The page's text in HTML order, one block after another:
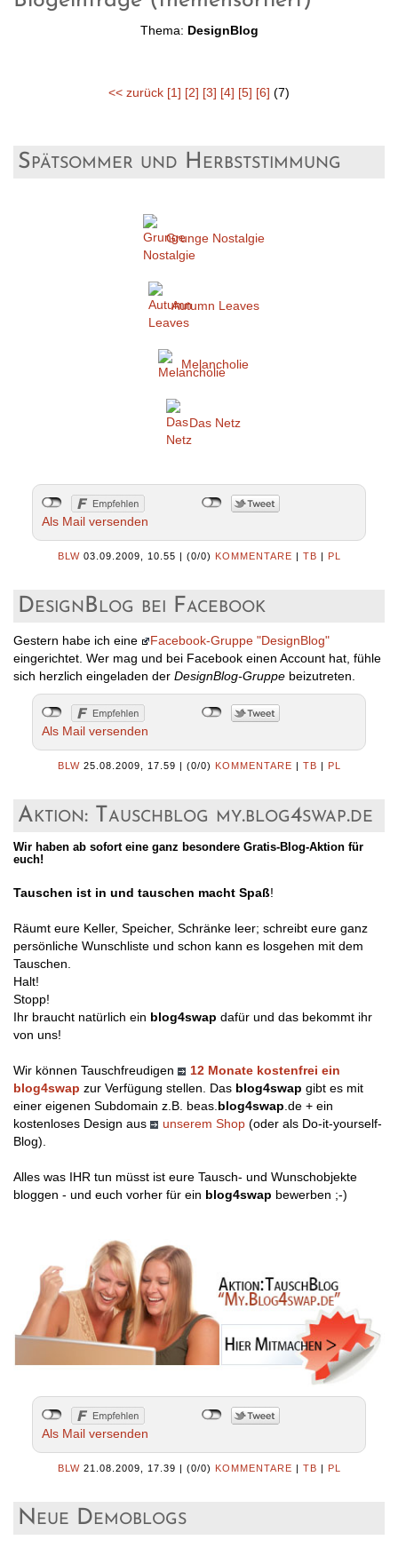
Thema: DesignBlog
<< zurück [1] [2] [3] [4] [5] [6] (7)
Spätsommer und Herbststimmung
Grunge Nostalgie
Autumn Leaves
Melancholie
Das Netz
Als Mail versenden
BLW 03.09.2009, 10.55 | (0/0) KOMMENTARE | TB | PL
DesignBlog bei Facebook
Gestern habe ich eine
Facebook-Gruppe "DesignBlog"
eingerichtet. Wer mag und bei Facebook einen Account hat, fühle
sich herzlich eingeladen der DesignBlog-Gruppe beizutreten.
Als Mail versenden
BLW 25.08.2009, 17.59 | (0/0) KOMMENTARE | TB | PL
Aktion: Tauschblog my.blog4swap.de
Wir haben ab sofort eine ganz besondere Gratis-Blog-Aktion für
euch!
Tauschen ist in und tauschen macht Spaß!
Räumt eure Keller, Speicher, Schränke leer; schreibt eure ganz
persönliche Wunschliste und schon kann es losgehen mit dem
Tauschen.
Halt!
Stopp!
Ihr braucht natürlich ein blog4swap dafür und das bekommt ihr
von uns!
Wir können Tauschfreudigen
12 Monate kostenfrei ein
blog4swap zur Verfügung stellen. Das blog4swap gibt es mit
einer eigenen Subdomain z.B. beas. blog4swap .de + ein
kostenloses Design aus
unserem Shop (oder als Do-it-yourself-
Blog).
Alles was IHR tun müsst ist eure Tausch- und Wunschobjekte
bloggen - und euch vorher für ein blog4swap bewerben ;-)
Als Mail versenden
BLW 21.08.2009, 17.39 | (0/0) KOMMENTARE | TB | PL
Neue Demoblogs